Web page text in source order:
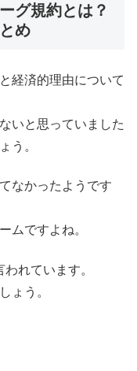
グ規約とは？
め
経済的理由について
いと思っていました
う。
なかったようです
ムですよね。
れています。
ょう。